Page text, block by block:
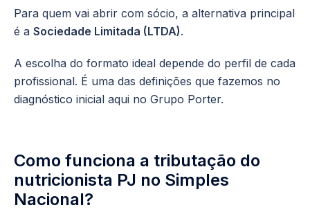
Para quem vai abrir com sócio, a alternativa principal
é a Sociedade Limitada (LTDA).
A escolha do formato ideal depende do perfil de cada
profissional. É uma das definições que fazemos no
diagnóstico inicial aqui no Grupo Porter.
Como funciona a tributação do
nutricionista PJ no Simples
Nacional?